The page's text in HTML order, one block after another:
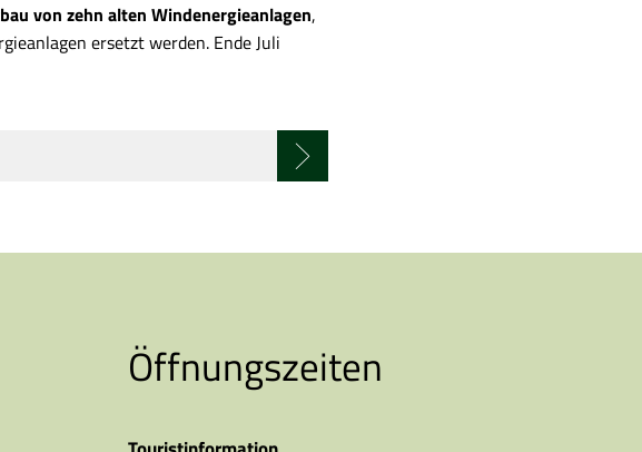
von zehn alten Windenergieanlagen,
ersetzt werden. Ende Juli
Öffnungszeiten